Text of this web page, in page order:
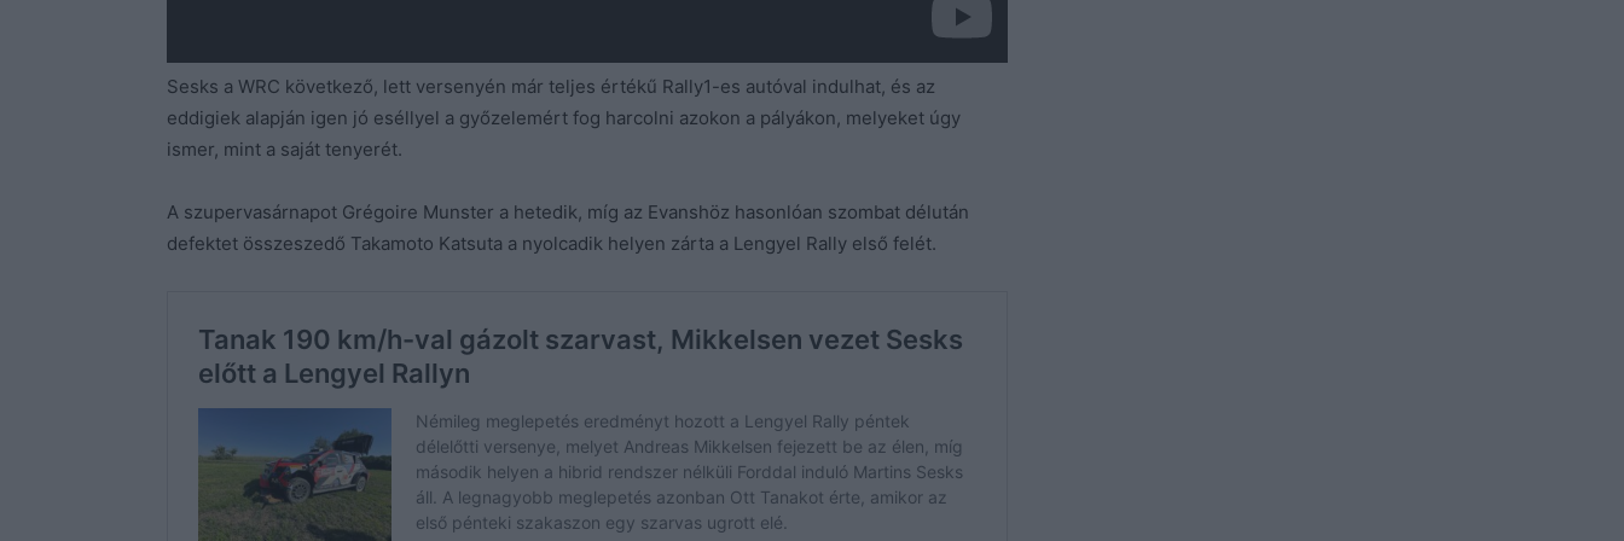
Sesks a WRC következő, lett versenyén már teljes értékű Rally1-es autóval indulhat, és az
eddigiek alapján igen jó eséllyel a győzelemért fog harcolni azokon a pályákon, melyeket úgy
ismer, mint a saját tenyerét.
A szupervasárnapot Grégoire Munster a hetedik, míg az Evanshöz hasonlóan szombat délután
defektet összeszedő Takamoto Katsuta a nyolcadik helyen zárta a Lengyel Rally első felét.